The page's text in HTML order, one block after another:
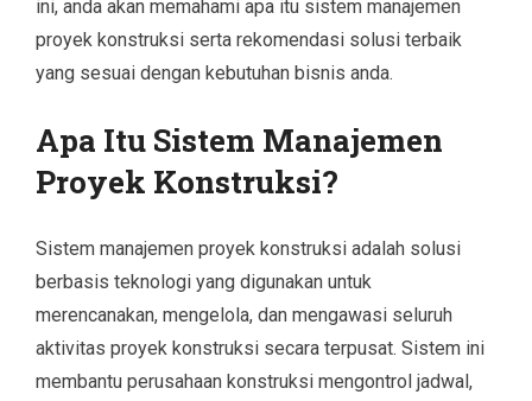
ini, anda akan memahami apa itu sistem manajemen
proyek konstruksi serta rekomendasi solusi terbaik
yang sesuai dengan kebutuhan bisnis anda.
Apa Itu Sistem Manajemen
Proyek Konstruksi?
Sistem manajemen proyek konstruksi adalah solusi
berbasis teknologi yang digunakan untuk
merencanakan, mengelola, dan mengawasi seluruh
aktivitas proyek konstruksi secara terpusat. Sistem ini
membantu perusahaan konstruksi mengontrol jadwal,